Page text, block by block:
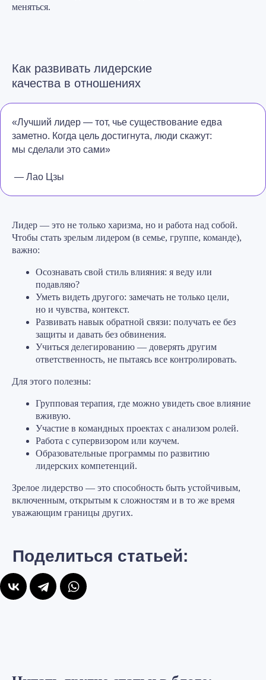
меняться.
Как развивать лидерские
качества в отношениях
«Лучший лидер — тот, чье существование едва
заметно. Когда цель достигнута, люди скажут:
мы сделали это сами»
— Лао Цзы
Лидер — это не только харизма, но и работа над собой.
Чтобы стать зрелым лидером (в семье, группе, команде),
важно:
Осознавать свой стиль влияния: я веду или
подавляю?
Уметь видеть другого: замечать не только цели,
но и чувства, контекст.
Развивать навык обратной связи: получать ее без
защиты и давать без обвинения.
Учиться делегированию — доверять другим
ответственность, не пытаясь все контролировать.
Для этого полезны:
Групповая терапия, где можно увидеть свое влияние
вживую.
Участие в командных проектах с анализом ролей.
Работа с супервизором или коучем.
Образовательные программы по развитию
лидерских компетенций.
Зрелое лидерство — это способность быть устойчивым,
включенным, открытым к сложностям и в то же время
уважающим границы других.